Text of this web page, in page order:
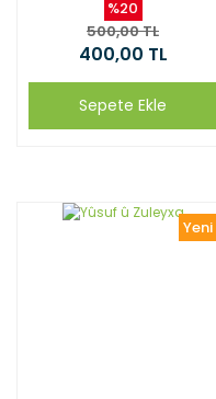
%20
500,00 TL
400,00 TL
Sepete Ekle
Yeni